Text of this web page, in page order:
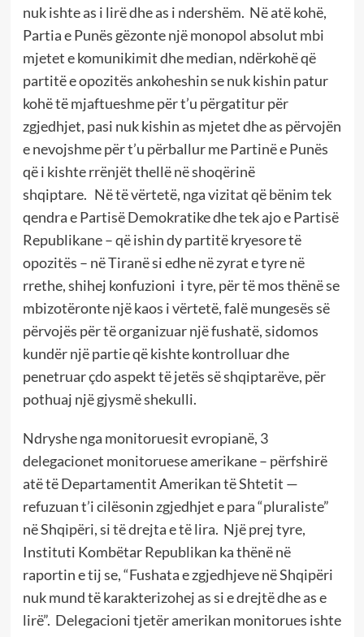
nuk ishte as i lirë dhe as i ndershëm. Në atë kohë,
Partia e Punës gëzonte një monopol absolut mbi
mjetet e komunikimit dhe median, ndërkohë që
partitë e opozitës ankoheshin se nuk kishin patur
kohë të mjaftueshme për t’u përgatitur për
zgjedhjet, pasi nuk kishin as mjetet dhe as përvojën
e nevojshme për t’u përballur me Partinë e Punës
që i kishte rrënjët thellë në shoqërinë
shqiptare. Në të vërtetë, nga vizitat që bënim tek
qendra e Partisë Demokratike dhe tek ajo e Partisë
Republikane – që ishin dy partitë kryesore të
opozitës – në Tiranë si edhe në zyrat e tyre në
rrethe, shihej konfuzioni i tyre, për të mos thënë se
mbizotëronte një kaos i vërtetë, falë mungesës së
përvojës për të organizuar një fushatë, sidomos
kundër një partie që kishte kontrolluar dhe
penetruar çdo aspekt të jetës së shqiptarëve, për
pothuaj një gjysmë shekulli.
Ndryshe nga monitoruesit evropianë, 3
delegacionet monitoruese amerikane – përfshirë
atë të Departamentit Amerikan të Shtetit —
refuzuan t’i cilësonin zgjedhjet e para “pluraliste”
në Shqipëri, si të drejta e të lira. Një prej tyre,
Instituti Kombëtar Republikan ka thënë në
raportin e tij se, “Fushata e zgjedhjeve në Shqipëri
nuk mund të karakterizohej as si e drejtë dhe as e
lirë”. Delegacioni tjetër amerikan monitorues ishte